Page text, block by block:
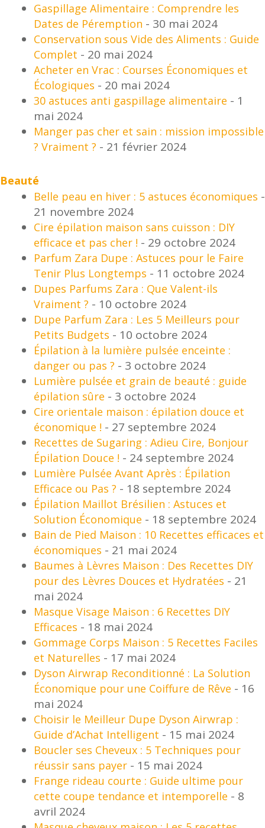
Gaspillage Alimentaire : Comprendre les
Dates de Péremption - 30 mai 2024
Conservation sous Vide des Aliments : Guide
Complet - 20 mai 2024
Acheter en Vrac : Courses Économiques et
Écologiques - 20 mai 2024
30 astuces anti gaspillage alimentaire - 1
mai 2024
Manger pas cher et sain : mission impossible
? Vraiment ? - 21 février 2024
Beauté
Belle peau en hiver : 5 astuces économiques -
21 novembre 2024
Cire épilation maison sans cuisson : DIY
efficace et pas cher ! - 29 octobre 2024
Parfum Zara Dupe : Astuces pour le Faire
Tenir Plus Longtemps - 11 octobre 2024
Dupes Parfums Zara : Que Valent-ils
Vraiment ? - 10 octobre 2024
Dupe Parfum Zara : Les 5 Meilleurs pour
Petits Budgets - 10 octobre 2024
Épilation à la lumière pulsée enceinte :
danger ou pas ? - 3 octobre 2024
Lumière pulsée et grain de beauté : guide
épilation sûre - 3 octobre 2024
Cire orientale maison : épilation douce et
économique ! - 27 septembre 2024
Recettes de Sugaring : Adieu Cire, Bonjour
Épilation Douce ! - 24 septembre 2024
Lumière Pulsée Avant Après : Épilation
Efficace ou Pas ? - 18 septembre 2024
Épilation Maillot Brésilien : Astuces et
Solution Économique - 18 septembre 2024
Bain de Pied Maison : 10 Recettes efficaces et
économiques - 21 mai 2024
Baumes à Lèvres Maison : Des Recettes DIY
pour des Lèvres Douces et Hydratées - 21
mai 2024
Masque Visage Maison : 6 Recettes DIY
Efficaces - 18 mai 2024
Gommage Corps Maison : 5 Recettes Faciles
et Naturelles - 17 mai 2024
Dyson Airwrap Reconditionné : La Solution
Économique pour une Coiffure de Rêve - 16
mai 2024
Choisir le Meilleur Dupe Dyson Airwrap :
Guide d’Achat Intelligent - 15 mai 2024
Boucler ses Cheveux : 5 Techniques pour
réussir sans payer - 15 mai 2024
Frange rideau courte : Guide ultime pour
cette coupe tendance et intemporelle - 8
avril 2024